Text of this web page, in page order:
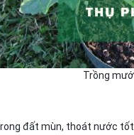
Trồng
đất mùn, thoát nước tốt